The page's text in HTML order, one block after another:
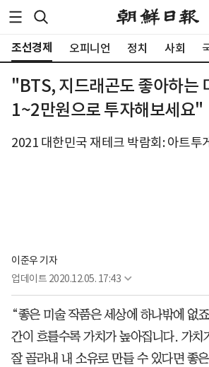
조선경제 오피니언 정치 사회
"BTS, 지드래곤도 좋아하는
1~2만원으로 투자해보세요"
2021 대한민국 재테크 박람회: 아트투
이준우 기자
업데이트 2020.12.05. 17:43
“좋은 미술 작품은 세상에 하나밖에 없
간이 흐를수록 가치가 높아집니다. 가치
잘 골라내 내 소유로 만들 수 있다면 좋